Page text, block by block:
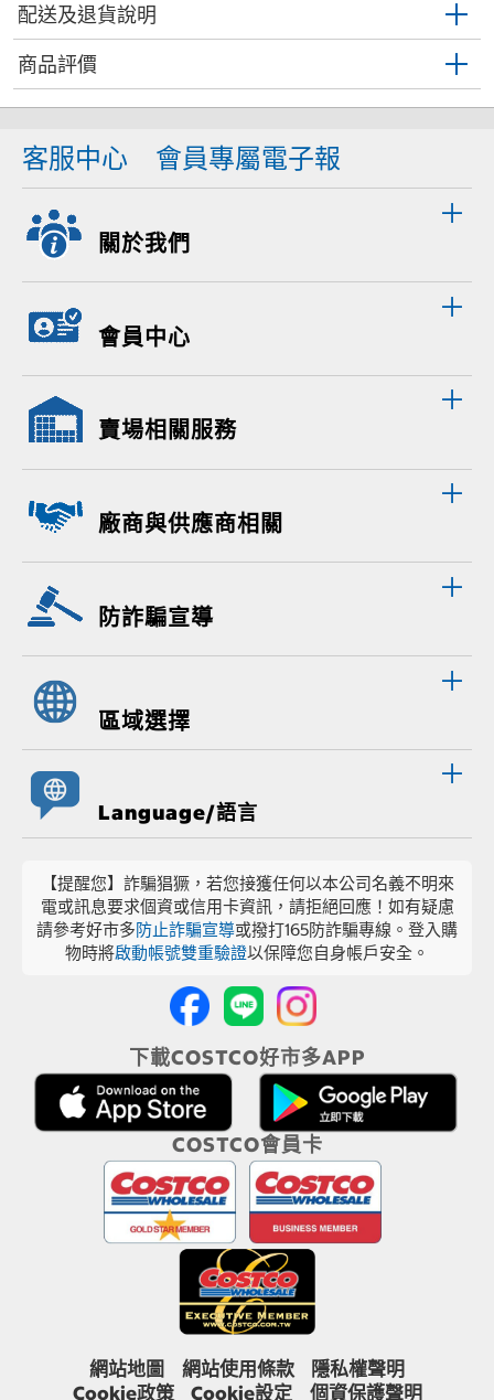
配送及退貨說明
商品評價
客服中心 會員專屬電子報
關於我們
會員中心
賣場相關服務
廠商與供應商相關
防詐騙宣導
區域選擇
Language/語言
【提醒您】詐騙猖獗，若您接獲任何以本公司名義不明來
電或訊息要求個資或信用卡資訊，請拒絕回應！如有疑慮
請參考好市多防止詐騙宣導或撥打165防詐騙專線。登入購
物時將啟動帳號雙重驗證以保障您自身帳戶安全。
下載COSTCO好市多APP
COSTCO會員卡
網站地圖 網站使用條款
隱私權聲明
Cookie政策
Cookie設定 個資保護聲明